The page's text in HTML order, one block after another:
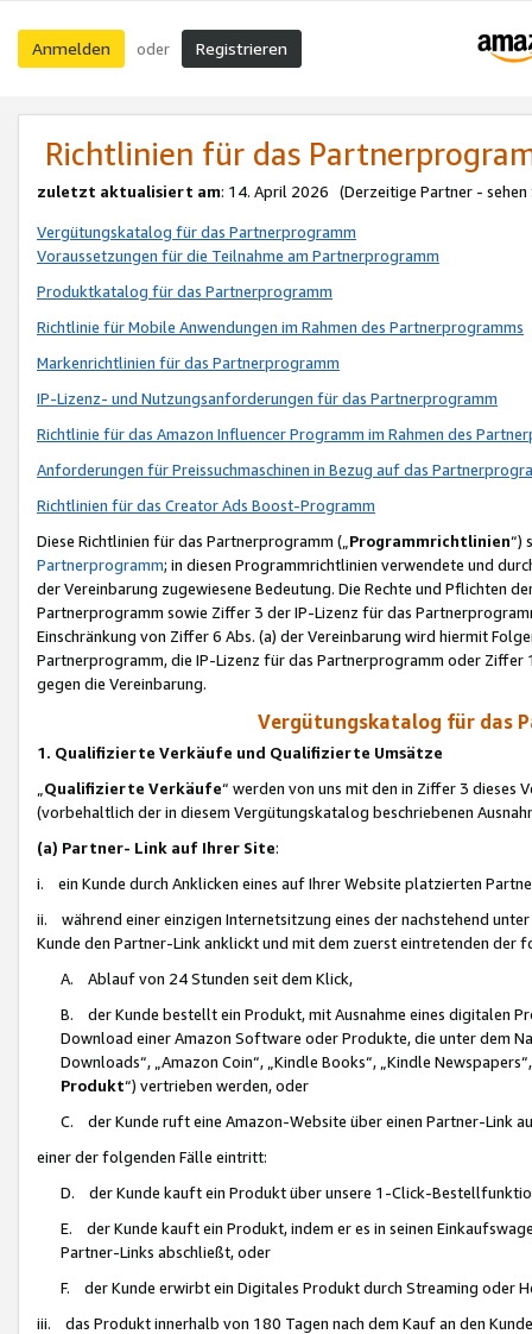
Anmelden oder Registrieren
Richtlinien für das
zuletzt aktualisiert am: 14. April 2026 (Derzeitige Partner - sehen
Vergütungskatalog für das Partnerprogramm
Voraussetzungen für die Teilnahme am Partnerprogramm
Produktkatalog für das Partnerprogramm
Richtlinie für Mobile Anwendungen im Rahmen des Partnerprogramms
Markenrichtlinien für das Partnerprogramm
IP-Lizenz- und Nutzungsanforderungen für das Partnerprogramm
Richtlinie für das Amazon Influencer Programm im Rahmen des
Anforderungen für Preissuchmaschinen in Bezug auf das
Richtlinien für das Creator Ads Boost-Programm
Diese Richtlinien für das Partnerprogramm („Programmrichtlinien“)
Partnerprogramm; in diesen Programmrichtlinien verwendete und
der Vereinbarung zugewiesene Bedeutung. Die Rechte und Pflichten
Partnerprogramm sowie Ziffer 3 der IP-Lizenz für das
Einschränkung von Ziffer 6 Abs. (a) der Vereinbarung wird hiermit
Partnerprogramm, die IP-Lizenz für das Partnerprogramm oder
gegen die Vereinbarung.
Vergütungskatalog für das
1. Qualifizierte Verkäufe und Qualifizierte Umsätze
Qualifizierte Verkäufe“ werden von uns mit den in Ziffer 3
(vorbehaltlich der in diesem Vergütungskatalog beschriebenen
(a) Partner- Link auf Ihrer Site:
i. ein Kunde durch Anklicken eines auf Ihrer Website platzierten
ii. während einer einzigen Internetsitzung eines der nachstehend
Kunde den Partner-Link anklickt und mit dem zuerst eintretenden der
A. Ablauf von 24 Stunden seit dem Klick,
B. der Kunde bestellt ein Produkt, mit Ausnahme eines digitalen
Download einer Amazon Software oder Produkte, die unter dem
Downloads“, „Amazon Coin“, „Kindle Books“, „Kindle
Produkt“) vertrieben werden, oder
C. der Kunde ruft eine Amazon-Website über einen Partner-Link
einer der folgenden Fälle eintritt:
D. der Kunde kauft ein Produkt über unsere 1-Click-
E. der Kunde kauft ein Produkt, indem er es in seinen
Partner-Links abschließt, oder
F. der Kunde erwirbt ein Digitales Produkt durch Streaming oder
iii. das Produkt innerhalb von 180 Tagen nach dem Kauf an den